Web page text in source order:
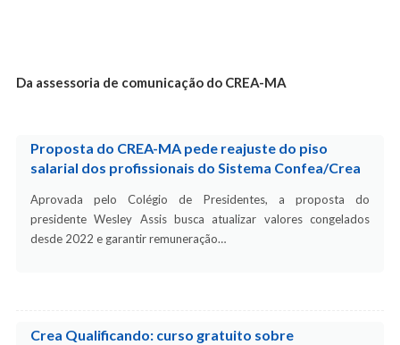
Da assessoria de comunicação do CREA-MA
Proposta do CREA-MA pede reajuste do piso
salarial dos profissionais do Sistema Confea/Crea
Aprovada pelo Colégio de Presidentes, a proposta do
presidente Wesley Assis busca atualizar valores congelados
desde 2022 e garantir remuneração…
Crea Qualificando: curso gratuito sobre